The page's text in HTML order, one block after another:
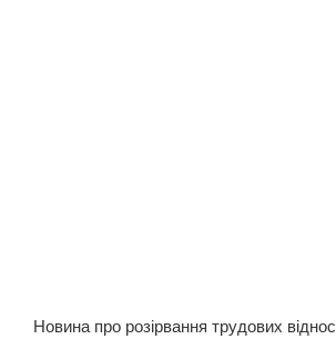
Новина про розірвання трудових